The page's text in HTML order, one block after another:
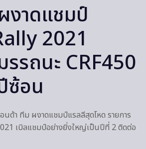
งาดแชมป์
2021
รถนะ CRF450
ซ้อน
นด้า ทีม ผงาดแชมป์แรลลีสุดโหด รายการ
เบิลแชมป์อย่างยิ่งใหญ่เป็นปีที่ 2 ติดต่อ